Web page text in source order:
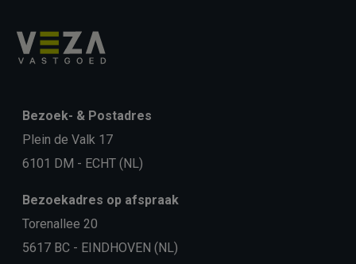
Bezoek- & Postadres
Plein de Valk 17
6101 DM - ECHT (NL)
Bezoekadres op afspraak
Torenallee 20
5617 BC - EINDHOVEN (NL)